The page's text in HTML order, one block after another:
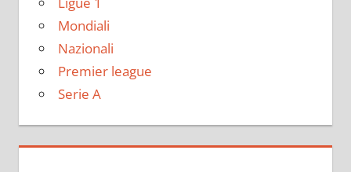
Mondiali
Nazionali
Premier league
Serie A